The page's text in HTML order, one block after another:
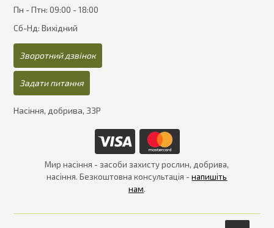
Пн - Птн: 09:00 - 18:00
Сб-Нд: Вихідний
Зворотний дзвінок
Задати питання
Насіння, добрива, ЗЗР
Мир насіння - засоби захисту рослин, добрива,
насіння. Безкоштовна консультація -напишіть
нам.